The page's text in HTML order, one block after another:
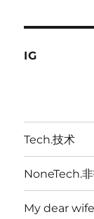
IG
Tech.技术
NoneTech.
My dear wife